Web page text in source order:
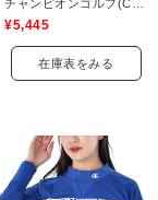
¥5,445
在庫表をみる